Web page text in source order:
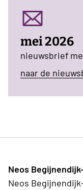
mei 2026
nieuwsbrief
naar de
Neos
Neos